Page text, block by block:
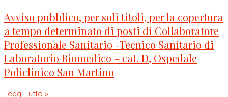
Avviso pubblico, per soli titoli, per la copertura
a tempo determinato di posti di Collaboratore
Professionale Sanitario -Tecnico Sanitario di
Laboratorio Biomedico – cat. D, Ospedale
Policlinico San Martino
Leggi Tutto »